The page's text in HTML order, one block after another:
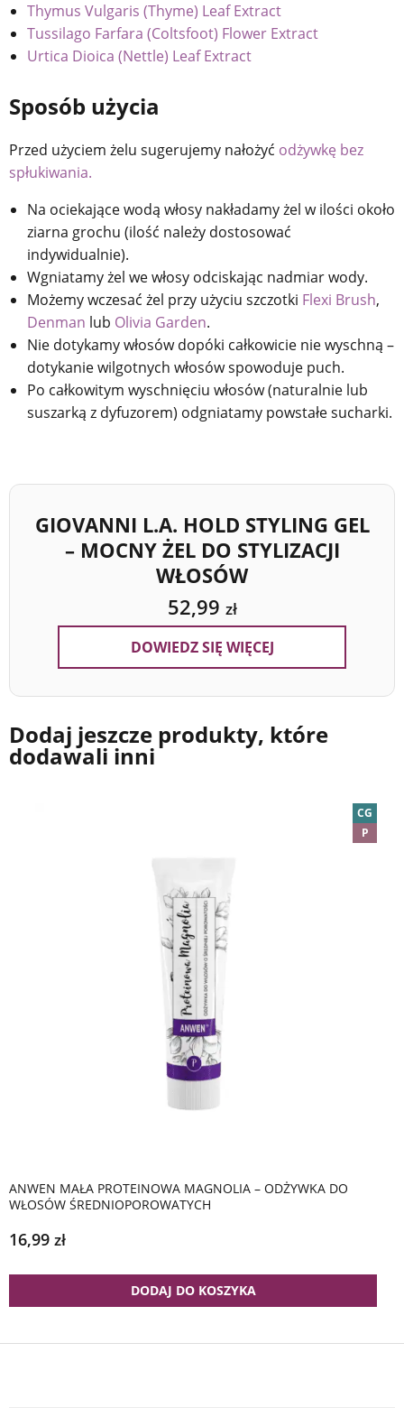
Thymus Vulgaris (Thyme) Leaf Extract
Tussilago Farfara (Coltsfoot) Flower Extract
Urtica Dioica (Nettle) Leaf Extract
Sposób użycia
Przed użyciem żelu sugerujemy nałożyć odżywkę bez
spłukiwania.
Na ociekające wodą włosy nakładamy żel w ilości około
ziarna grochu (ilość należy dostosować
indywidualnie).
Wgniatamy żel we włosy odciskając nadmiar wody.
Możemy wczesać żel przy użyciu szczotki Flexi Brush,
Denman lub Olivia Garden.
Nie dotykamy włosów dopóki całkowicie nie wyschną –
dotykanie wilgotnych włosów spowoduje puch.
Po całkowitym wyschnięciu włosów (naturalnie lub
suszarką z dyfuzorem) odgniatamy powstałe sucharki.
GIOVANNI L.A. HOLD STYLING GEL
– MOCNY ŻEL DO STYLIZACJI
WŁOSÓW
52,99 zł
DOWIEDZ SIĘ WIĘCEJ
Dodaj jeszcze produkty, które
dodawali inni
CG
P
ANWEN MAŁA PROTEINOWA MAGNOLIA – ODŻYWKA DO
WŁOSÓW ŚREDNIOPOROWATYCH
16,99 zł
DODAJ DO KOSZYKA